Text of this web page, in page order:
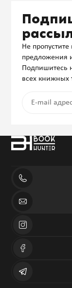
Не
предложения
Подпишитесь
всех книжных